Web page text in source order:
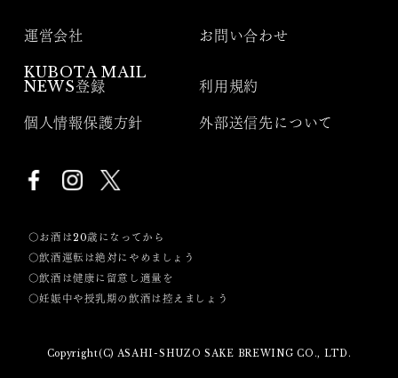
運営会社 お問い合わせ
KUBOTA MAIL
NEWS登録
利用規約
個人情報保護方針 外部送信先について
〇お酒は20歳になってから
〇飲酒運転は絶対にやめましょう
〇飲酒は健康に留意し適量を
〇妊娠中や授乳期の飲酒は控えましょう
Copyright(C) ASAHI-SHUZO SAKE BREWING CO., LTD.